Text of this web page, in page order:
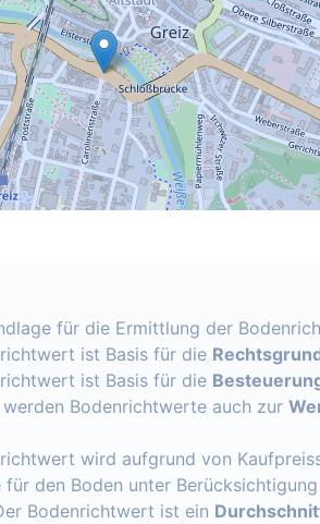
für die Ermittlung der
ist Basis für die
ist Basis für die
Bodenrichtwerte auch zur
wird aufgrund von
für den Boden unter
Bodenrichtwert ist ein